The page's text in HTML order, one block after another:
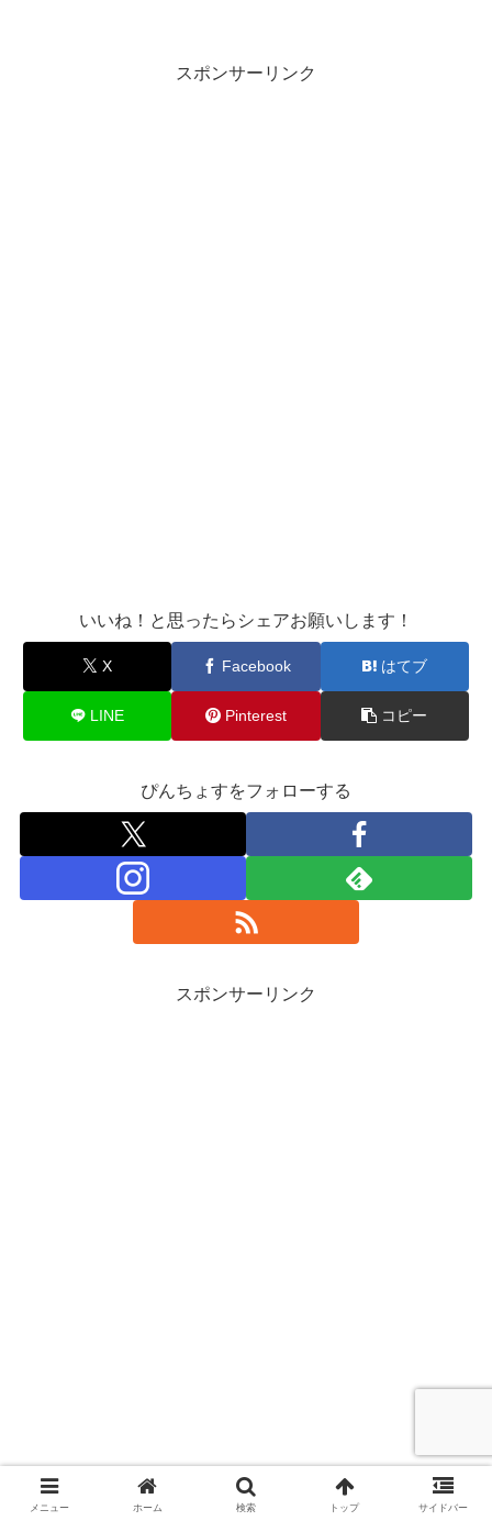
スポンサーリンク
いいね！と思ったらシェアお願いします！
X Facebook はてブ
LINE Pinterest コピー
ぴんちょすをフォローする
スポンサーリンク
メニュー ホーム 検索 トップ サイドバー